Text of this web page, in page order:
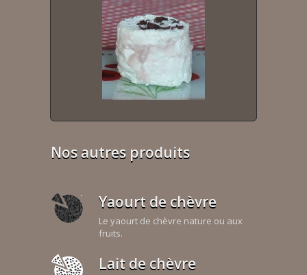
Nos autres produits
Yaourt de chèvre
Le yaourt de chèvre nature ou aux
fruits.
Lait de chèvre